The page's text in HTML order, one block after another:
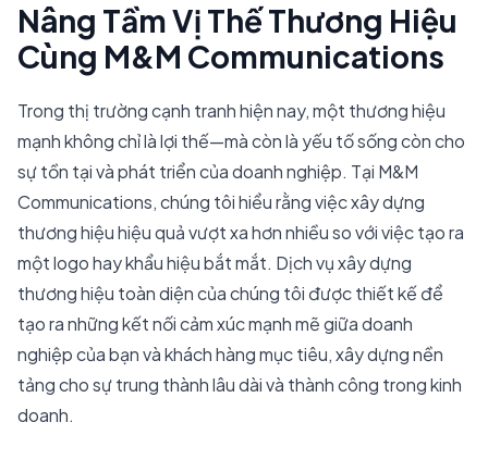
Nâng Tầm Vị Thế Thương Hiệu
Cùng M&M Communications
Trong thị trường cạnh tranh hiện nay, một thương hiệu
mạnh không chỉ là lợi thế—mà còn là yếu tố sống còn cho
sự tồn tại và phát triển của doanh nghiệp. Tại M&M
Communications, chúng tôi hiểu rằng việc xây dựng
thương hiệu hiệu quả vượt xa hơn nhiều so với việc tạo ra
một logo hay khẩu hiệu bắt mắt. Dịch vụ xây dựng
thương hiệu toàn diện của chúng tôi được thiết kế để
tạo ra những kết nối cảm xúc mạnh mẽ giữa doanh
nghiệp của bạn và khách hàng mục tiêu, xây dựng nền
tảng cho sự trung thành lâu dài và thành công trong kinh
doanh.